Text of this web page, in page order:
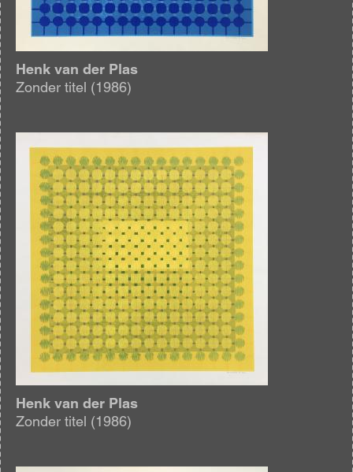
Henk van der Plas
Zonder titel (1986)
Henk van der Plas
Zonder titel (1986)